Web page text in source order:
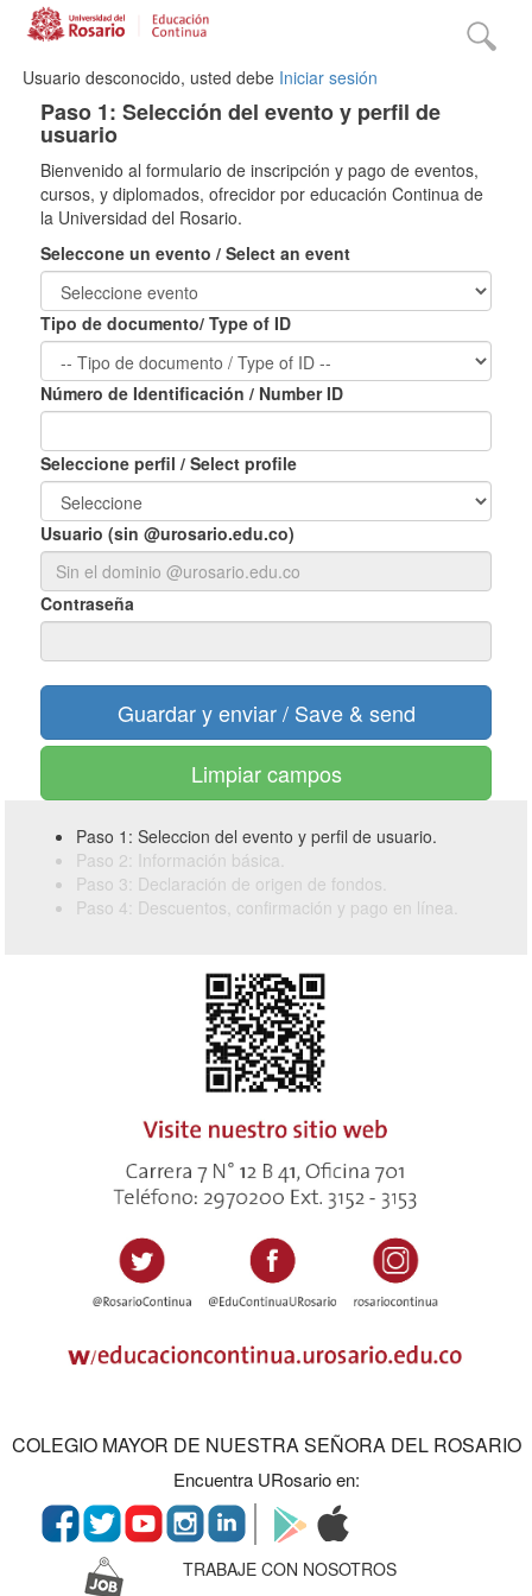
Usuario desconocido, usted debe Iniciar sesión
Paso 1: Selección del evento y perfil de
usuario
Bienvenido al formulario de inscripción y pago de eventos,
cursos, y diplomados, ofrecidor por educación Continua de
la Universidad del Rosario.
Seleccone un evento / Select an event
Tipo de documento/ Type of ID
Número de Identificación / Number ID
Seleccione perfil / Select profile
Usuario (sin @urosario.edu.co)
Contraseña
Limpiar campos
Paso 1: Seleccion del evento y perfil de usuario.
Paso 2: Información básica.
Paso 3: Declaración de origen de fondos.
Paso 4: Descuentos, confirmación y pago en línea.
COLEGIO MAYOR DE NUESTRA SEÑORA DEL ROSARIO
Encuentra URosario en:
TRABAJE CON NOSOTROS